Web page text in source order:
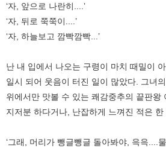
‘자, 앞으로 나란히....’
‘자, 뒤로 쭉쭉이....’
‘자, 하늘보고 깜빡깜빡...’
난 내 입에서 나오는 구령이 마치 때밀이
일시 되어 웃음이 터진 일이 많았다. 그녀
위에서만 맛볼 수 있는 쾌감중추의 끝판왕
지저분 하다거나, 난잡하게 느껴진 적은 한
‘그래, 머리가 뺑글뺑글 돌아봐야, 윽윽....